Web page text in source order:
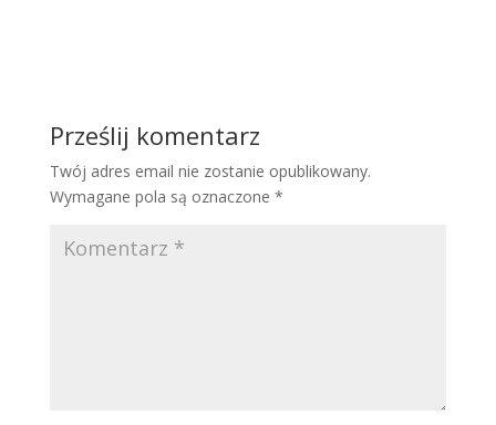
Prześlij komentarz
Twój adres email nie zostanie opublikowany.
Wymagane pola są oznaczone *